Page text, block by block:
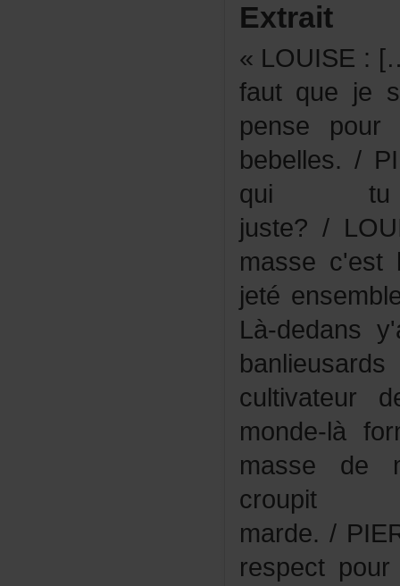
Extrait
bebelles./
juste?/
Là-
monde-
marde./